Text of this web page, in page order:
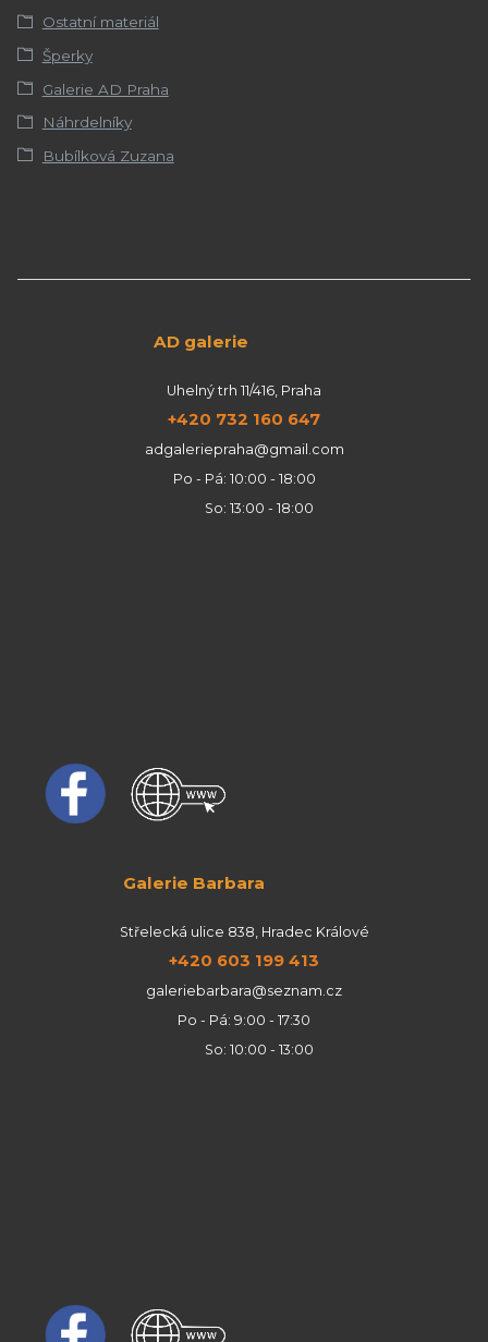
Ostatní materiál
Šperky
Galerie AD Praha
Náhrdelníky
Bubílková Zuzana
AD galerie
Uhelný trh 11/416, Praha
+420 732 160 647
adgaleriepraha@gmail.com
Po - Pá: 10:00 - 18:00
So: 13:00 - 18:00
Galerie Barbara
Střelecká ulice 838, Hradec Králové
+420 603 199 413
galeriebarbara@seznam.cz
Po - Pá: 9:00 - 17:30
So: 10:00 - 13:00